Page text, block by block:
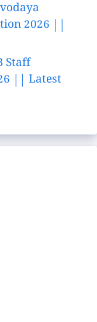
2026 ||
Staff
|| Latest